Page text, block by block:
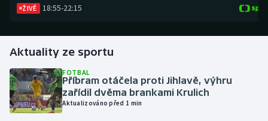
Gymnastika
Házená
Jezdectví
ŽIVĚ 18:55-22:15
Aktuality ze sportu
FOTBAL
Příbram otáčela proti Jihlavě, výhru
zařídil dvěma brankami Krulich
Aktualizováno před 1 min